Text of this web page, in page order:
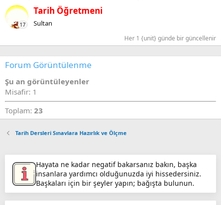
17
Tarih Öğretmeni
Sultan
Her 1 {unit} günde bir güncellenir
Forum Görüntülenme
Şu an görüntüleyenler
Misafir: 1
Toplam: 23
Tarih Dersleri Sınavlara Hazırlık ve Ölçme
Hayata ne kadar negatif bakarsanız bakın, başka
insanlara yardımcı olduğunuzda iyi hissedersiniz.
Başkaları için bir şeyler yapın; bağışta bulunun.